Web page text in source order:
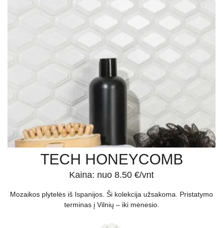
TECH HONEYCOMB
Kaina: nuo 8.50 €/vnt
Mozaikos plytelės iš Ispanijos. Ši kolekcija užsakoma. Pristatymo
terminas į Vilnių – iki mėnesio.